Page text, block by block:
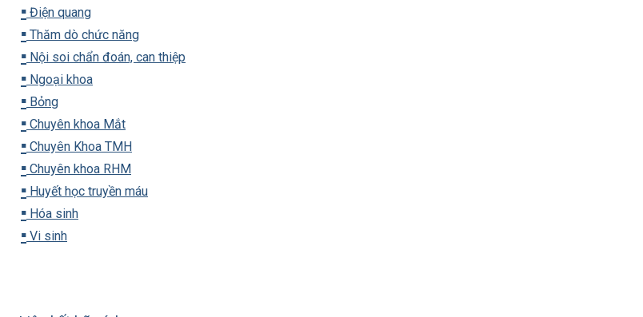
▪️ Điện quang
▪️ Thăm dò chức năng
▪️ Nội soi chẩn đoán, can thiệp
▪️ Ngoại khoa
▪️ Bỏng
▪️ Chuyên khoa Mắt
▪️ Chuyên Khoa TMH
▪️ Chuyên khoa RHM
▪️ Huyết học truyền máu
▪️ Hóa sinh
▪️ Vi sinh